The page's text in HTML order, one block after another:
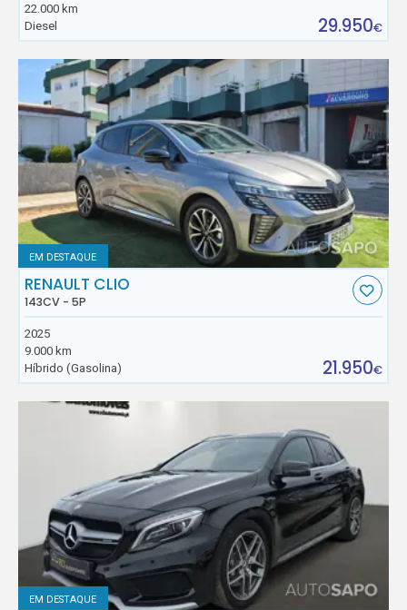
22.000 km
Diesel
29.950€
EM DESTAQUE
RENAULT CLIO
143CV - 5P
2025
9.000 km
Híbrido (Gasolina)
21.950€
EM DESTAQUE